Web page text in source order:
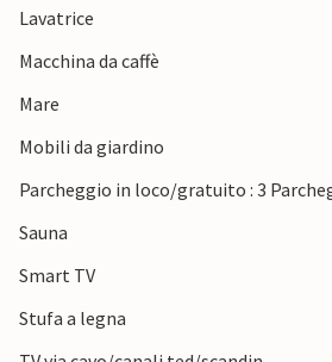
ponte del Piccolo Belt, passeggiate
portuale di Bogense con i suoi
Naturama di Svendborg.
Lavatrice
Macchina da caffè
Mare
Mobili da giardino
Parcheggio in loco/gratuito : 3
Sauna
Smart TV
Stufa a legna